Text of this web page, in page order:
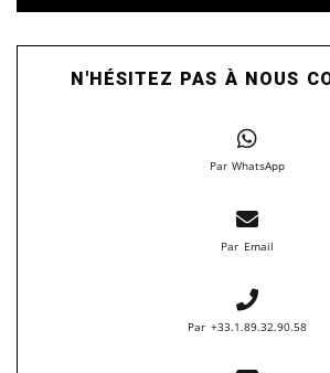
N'HÉSITEZ PAS À NOUS
Par WhatsApp
Par Email
Par +33.1.89.32.90.58